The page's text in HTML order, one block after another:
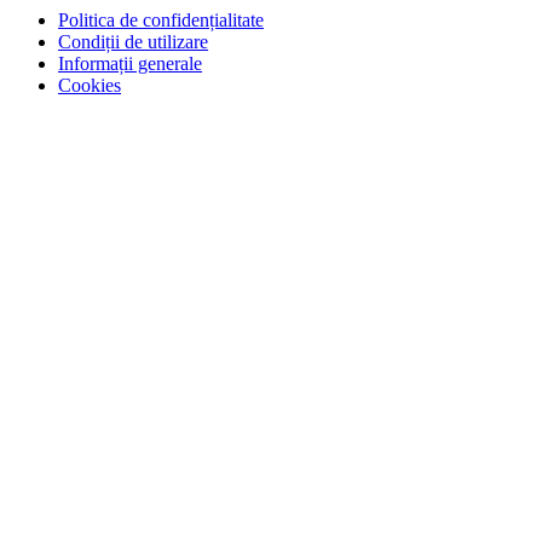
Politica de confidențialitate
Condiții de utilizare
Informații generale
Cookies